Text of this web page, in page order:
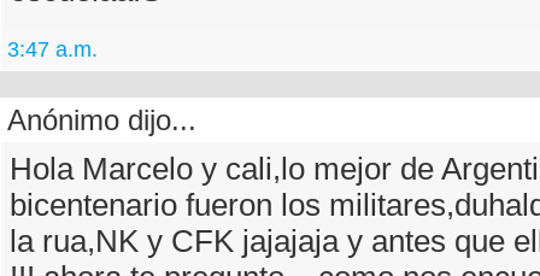
3:47 a.m.
Anónimo dijo...
Hola Marcelo y cali,lo mejor de
bicentenario fueron los
la rua,NK y CFK jajajaja y antes que